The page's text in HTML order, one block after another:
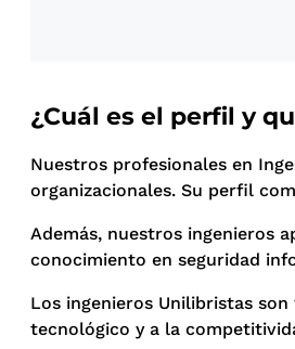
¿Cuál es el perfil y
Nuestros profesionales en
organizacionales. Su perfil
Además, nuestros ingenieros
conocimiento en seguridad
Los ingenieros Unilibristas
tecnológico y a la